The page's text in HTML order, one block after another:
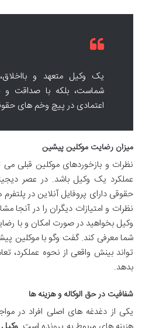
یک وکیل متعهد و
شماست، بلکه با صداقت و
اعتمادی در پیچ وخم های
میزان رضایت موکلین پیشین
نظرات و بازخوردهای موکلین قبلی می
عملکرد یک وکیل باشد. در عصر
حقوقی دارای پروفایل آنلاین در
نظرات و امتیازات دیگران را در آنجا
وکیل بخواهید در صورت امکان و با
شما معرفی کند. گفت وگو با
تواند بینش واقعی از نحوه عملکرد،
بدهد.
شفافیت در حق الوکاله و هزینه ها
یکی از دغدغه های اصلی افراد در